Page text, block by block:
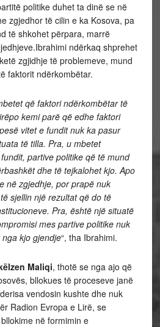
politike duhet ta dinë se në
zgjedhor të cilin e ka Kosova, pa
të shkohet përpara, marrë
ndërkaq shprehet
zgjidhje të problemeve, mund
faktorit ndërkombëtar.
që faktori ndërkombëtar të
kemi parë që edhe faktori
vitet e fundit nuk ka pasur
të tilla. Pra, u mbetet
partive politike që të mund
dhe të tejkalohet kjo. Apo
në zgjedhje, por prapë nuk
sjellin një rezultat që do të
Pra, është një situatë
mes partive politike nuk
kjo gjendje“, tha Ibrahimi.
Maliqi, thotë se nga ajo që
bllokues të proceseve janë
vendosin kushte dhe nuk
Radion Evropa e Lirë, se
në formimin e